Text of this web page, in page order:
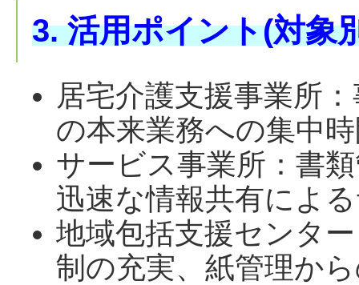
3. 活用ポイント(対象
居宅介護支援事業所
の本来業務への集中
サービス事業所 ：書
迅速な情報共有によ
地域包括支援センター
制の充実、紙管理か